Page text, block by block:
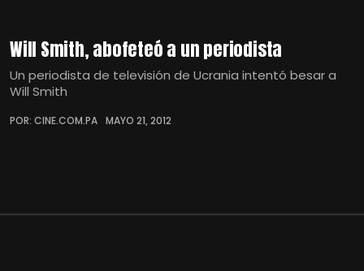
Will Smith, abofeteó a un periodista
Un periodista de televisión de Ucrania intentó besar a
Will Smith
POR: CINE.COM.PA MAYO 21, 2012